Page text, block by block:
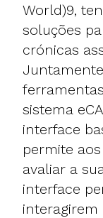
World)9,
soluções
crónicas
sistema
interface
permite
avaliar a
interface
interagirem